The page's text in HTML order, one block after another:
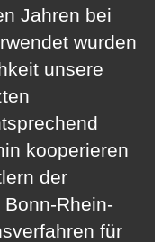
Jahren bei
wurden
unsere
kooperieren
der
Rhein-
für